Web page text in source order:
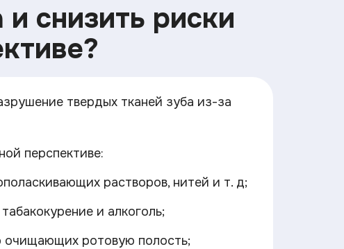
снизить риски
твердых тканей зуба из-за
перспективе:
растворов, нитей и т. д;
и алкоголь;
очищающих ротовую полость;